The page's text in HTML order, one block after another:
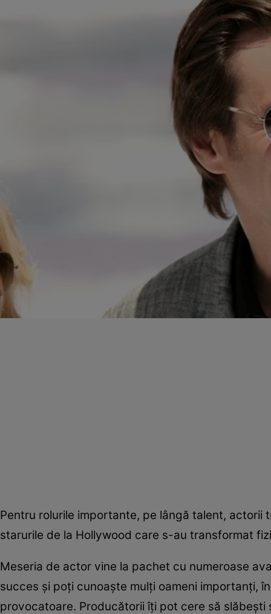
Pentru rolurile importante, pe lângă talent,
starurile de la Hollywood care s-au transformat
Meseria de actor vine la pachet cu numeroase
succes şi poţi cunoaşte mulţi oameni importanţi,
provocatoare. Producătorii îţi pot cere să